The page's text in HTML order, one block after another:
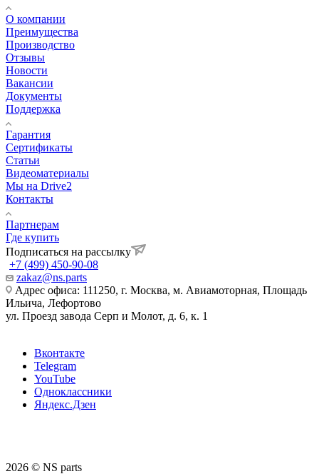
О компании
Преимущества
Производство
Отзывы
Новости
Вакансии
Документы
Поддержка
Гарантия
Сертификаты
Статьи
Видеоматериалы
Мы на Drive2
Контакты
Партнерам
Где купить
Подписаться на рассылку
+7 (499) 450-90-08
zakaz@ns.parts
Адрес офиса: 111250, г. Москва, м. Авиамоторная, Площадь
Ильича, Лефортово
ул. Проезд завода Серп и Молот, д. 6, к. 1
Вконтакте
Telegram
YouTube
Одноклассники
Яндекс.Дзен
2026 © NS parts